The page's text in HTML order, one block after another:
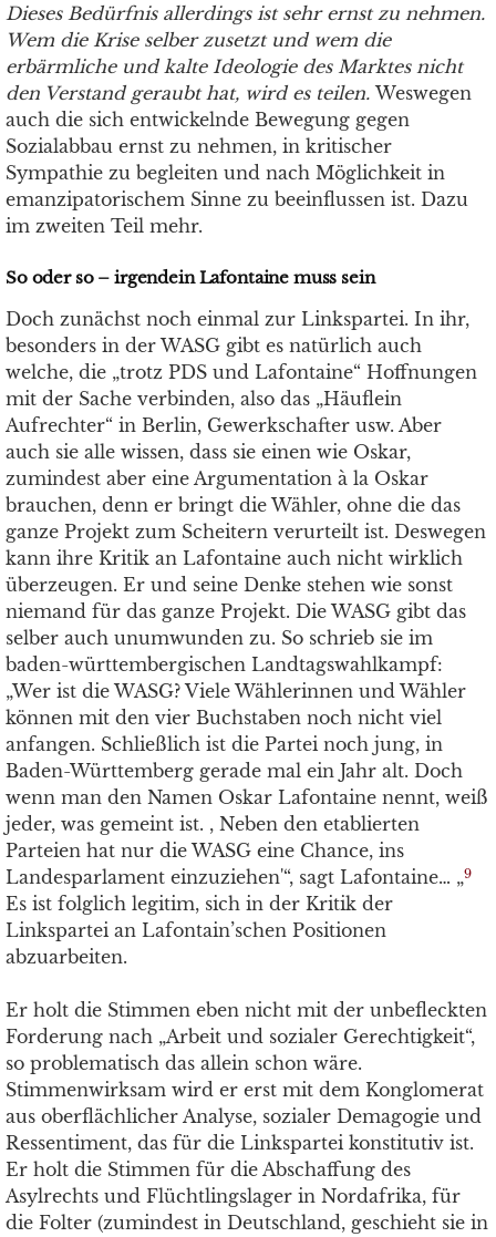
Dieses Bedürfnis allerdings ist sehr ernst zu nehmen.
Wem die Krise selber zusetzt und wem die
erbärmliche und kalte Ideologie des Marktes nicht
den Verstand geraubt hat, wird es teilen.Weswegen
auch die sich entwickelnde Bewegung gegen
Sozialabbau ernst zu nehmen, in kritischer
Sympathie zu begleiten und nach Möglichkeit in
emanzipatorischem Sinne zu beeinflussen ist. Dazu
im zweiten Teil mehr.
So oder so – irgendein Lafontaine muss sein
Doch zunächst noch einmal zur Linkspartei. In ihr,
besonders in der WASG gibt es natürlich auch
welche, die „trotz PDS und Lafontaine“ Hoffnungen
mit der Sache verbinden, also das „Häuflein
Aufrechter“ in Berlin, Gewerkschafter usw. Aber
auch sie alle wissen, dass sie einen wie Oskar,
zumindest aber eine Argumentation à la Oskar
brauchen, denn er bringt die Wähler, ohne die das
ganze Projekt zum Scheitern verurteilt ist. Deswegen
kann ihre Kritik an Lafontaine auch nicht wirklich
überzeugen. Er und seine Denke stehen wie sonst
niemand für das ganze Projekt. Die WASG gibt das
selber auch unumwunden zu. So schrieb sie im
baden-württembergischen Landtagswahlkampf:
„Wer ist die WASG? Viele Wählerinnen und Wähler
können mit den vier Buchstaben noch nicht viel
anfangen. Schließlich ist die Partei noch jung, in
Baden-Württemberg gerade mal ein Jahr alt. Doch
wenn man den Namen Oskar Lafontaine nennt, weiß
jeder, was gemeint ist. , Neben den etablierten
Parteien hat nur die WASG eine Chance, ins
Landesparlament einzuziehen'“, sagt Lafontaine… „9
Es ist folglich legitim, sich in der Kritik der
Linkspartei an Lafontain’schen Positionen
abzuarbeiten.
Er holt die Stimmen eben nicht mit der unbefleckten
Forderung nach „Arbeit und sozialer Gerechtigkeit“,
so problematisch das allein schon wäre.
Stimmenwirksam wird er erst mit dem Konglomerat
aus oberflächlicher Analyse, sozialer Demagogie und
Ressentiment, das für die Linkspartei konstitutiv ist.
Er holt die Stimmen für die Abschaffung des
Asylrechts und Flüchtlingslager in Nordafrika, für
die Folter (zumindest in Deutschland, geschieht sie in